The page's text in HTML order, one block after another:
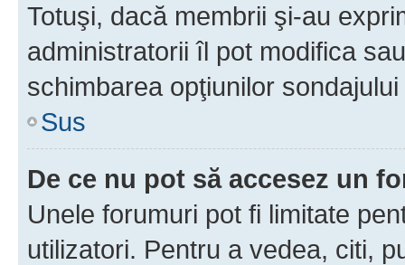
Totuşi, dacă membrii şi-au
administratorii îl pot modifica
schimbarea opţiunilor
Sus
De ce nu pot să accesez un
Unele forumuri pot fi limitate
utilizatori. Pentru a vedea, citi,